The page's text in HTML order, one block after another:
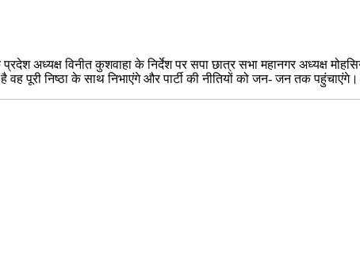
अध्यक्ष विनीत कुशवाहा के निर्देश पर सपा छात्र सभा महानगर अध्यक्ष
वह पूरी निष्ठा के साथ निभाएंगे और पार्टी की नीतियों को जन- जन तक पहुंचाएंगे।